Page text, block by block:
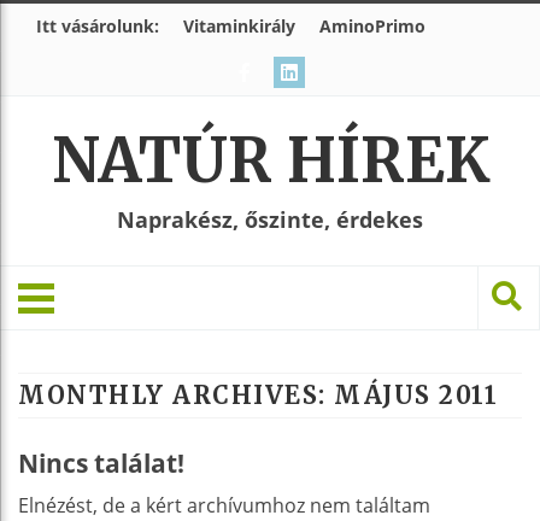
Itt vásárolunk: Vitaminkirály AminoPrimo
NATÚR HÍREK
Naprakész, őszinte, érdekes
MONTHLY ARCHIVES: MÁJUS 2011
Nincs találat!
Elnézést, de a kért archívumhoz nem találtam